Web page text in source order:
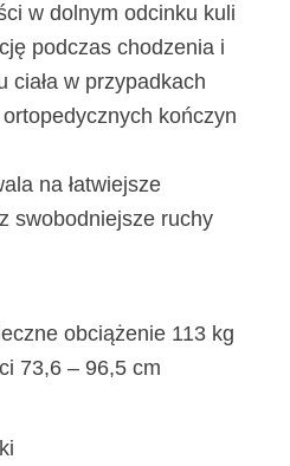
w dolnym odcinku kuli
podczas chodzenia i
ciała w przypadkach
kończyn
na łatwiejsze
swobodniejsze ruchy
obciążenie 113 kg
73,6 – 96,5 cm